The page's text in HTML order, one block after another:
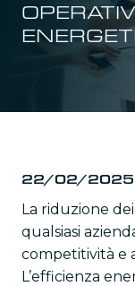
22/02/2025
La riduzione
qualsiasi
competitività e
L’efficienza